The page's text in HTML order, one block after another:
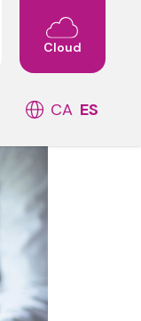
Cloud
CA ES